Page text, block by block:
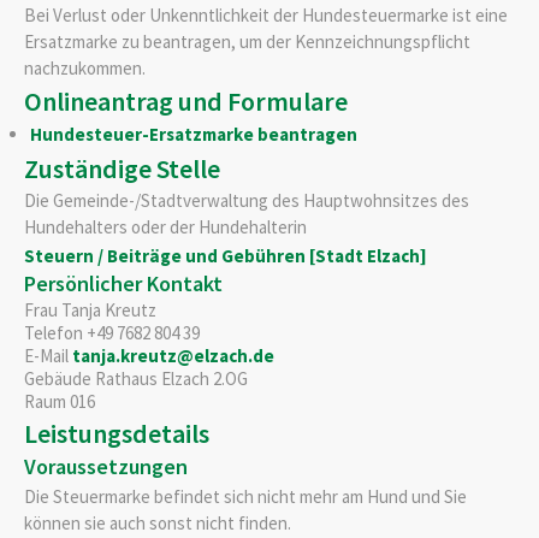
Bei Verlust oder Unkenntlichkeit der Hundesteuermarke ist eine
Ersatzmarke zu beantragen, um der Kennzeichnungspflicht
nachzukommen.
Onlineantrag und Formulare
Hundesteuer-Ersatzmarke beantragen
Zuständige Stelle
Die Gemeinde-/Stadtverwaltung des Hauptwohnsitzes des
Hundehalters oder der Hundehalterin
Steuern / Beiträge und Gebühren [Stadt Elzach]
Persönlicher Kontakt
Frau Tanja Kreutz
Telefon +49 7682 804 39
E-Mail tanja.kreutz@elzach.de
Gebäude Rathaus Elzach 2.OG
Raum 016
Leistungsdetails
Voraussetzungen
Die Steuermarke befindet sich nicht mehr am Hund und Sie
können sie auch sonst nicht finden.